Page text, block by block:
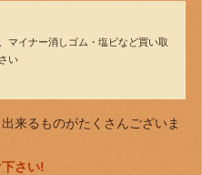
マイナー消しゴム・塩ビなど買い取
い
来るものがたくさんございま
さい!